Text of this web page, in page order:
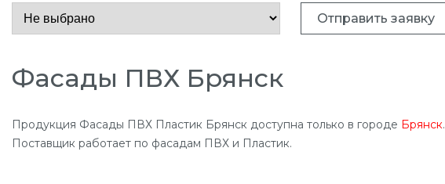
Отправить заявку
Фасады ПВХ Брянск
Продукция Фасады ПВХ Пластик Брянск доступна только в городе Брянск.
Поставщик работает по фасадам ПВХ и Пластик.